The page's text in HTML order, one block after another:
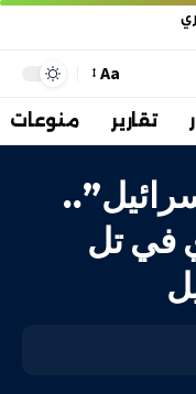
Aa
تقارير منوعات
في تل